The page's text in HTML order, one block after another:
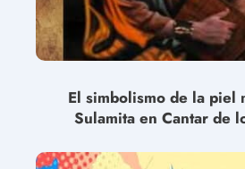
El simbolismo de la piel
Sulamita en Cantar de